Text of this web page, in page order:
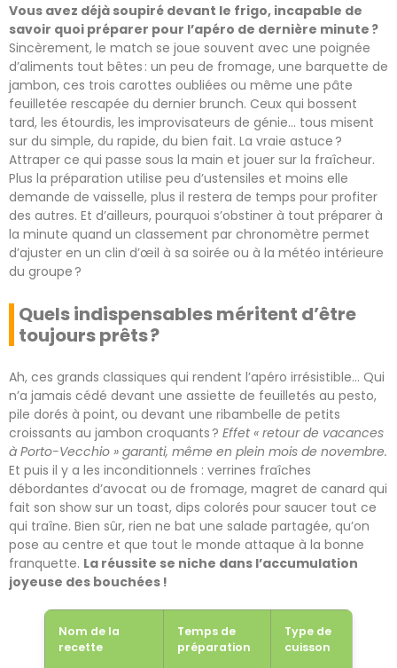
Vous avez déjà soupiré devant le frigo, incapable de
savoir quoi préparer pour l’apéro de dernière minute ?
Sincèrement, le match se joue souvent avec une poignée
d’aliments tout bêtes : un peu de fromage, une barquette de
jambon, ces trois carottes oubliées ou même une pâte
feuilletée rescapée du dernier brunch. Ceux qui bossent
tard, les étourdis, les improvisateurs de génie… tous misent
sur du simple, du rapide, du bien fait. La vraie astuce ?
Attraper ce qui passe sous la main et jouer sur la fraîcheur.
Plus la préparation utilise peu d’ustensiles et moins elle
demande de vaisselle, plus il restera de temps pour profiter
des autres. Et d’ailleurs, pourquoi s’obstiner à tout préparer à
la minute quand un classement par chronomètre permet
d’ajuster en un clin d’œil à sa soirée ou à la météo intérieure
du groupe ?
Quels indispensables méritent d’être
toujours prêts ?
Ah, ces grands classiques qui rendent l’apéro irrésistible… Qui
n’a jamais cédé devant une assiette de feuilletés au pesto,
pile dorés à point, ou devant une ribambelle de petits
croissants au jambon croquants ? Effet « retour de vacances
à Porto-Vecchio » garanti, même en plein mois de novembre.
Et puis il y a les inconditionnels : verrines fraîches
débordantes d’avocat ou de fromage, magret de canard qui
fait son show sur un toast, dips colorés pour saucer tout ce
qui traîne. Bien sûr, rien ne bat une salade partagée, qu’on
pose au centre et que tout le monde attaque à la bonne
franquette. La réussite se niche dans l’accumulation
joyeuse des bouchées !
Nom de la
recette
Temps de
préparation
Type de
cuisson